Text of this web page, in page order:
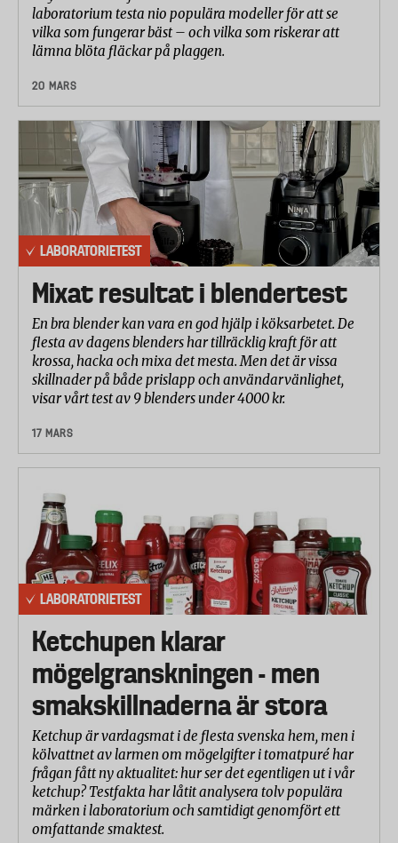
laboratorium testa nio populära modeller för att se
vilka som fungerar bäst – och vilka som riskerar att
lämna blöta fläckar på plaggen.
20 MARS
LABORATORIETEST
Mixat resultat i blendertest
En bra blender kan vara en god hjälp i köksarbetet. De
flesta av dagens blenders har tillräcklig kraft för att
krossa, hacka och mixa det mesta. Men det är vissa
skillnader på både prislapp och användarvänlighet,
visar vårt test av 9 blenders under 4000 kr.
17 MARS
LABORATORIETEST
Ketchupen klarar
mögelgranskningen - men
smakskillnaderna är stora
Ketchup är vardagsmat i de flesta svenska hem, men i
kölvattnet av larmen om mögelgifter i tomatpuré har
frågan fått ny aktualitet: hur ser det egentligen ut i vår
ketchup? Testfakta har låtit analysera tolv populära
märken i laboratorium och samtidigt genomfört ett
omfattande smaktest.